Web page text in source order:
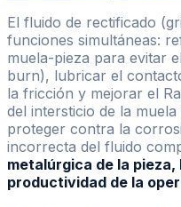
El fluido de rectificado
funciones simultáneas:
muela-pieza para evitar
burn), lubricar el
la fricción y mejorar el
del intersticio de la
proteger contra la
incorrecta del fluido
metalúrgica de la pieza,
productividad de la